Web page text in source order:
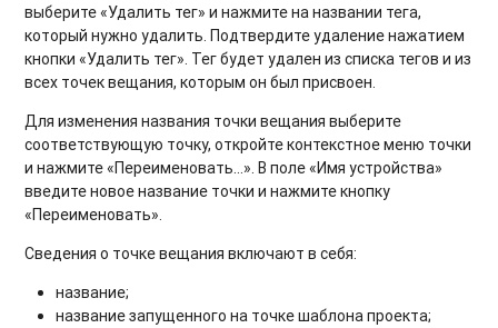
выберите «Удалить тег» и нажмите на названии тега,
который нужно удалить. Подтвердите удаление нажатием
кнопки «Удалить тег». Тег будет удален из списка тегов и из
всех точек вещания, которым он был присвоен.
Дляизменения названия точки вещания выберите
соответствующую точку, откройте контекстное меню точки
и нажмите «Переименовать…». В поле «Имя устройства»
введите новое название точки и нажмите кнопку
«Переименовать».
Сведения о точке вещания включают в себя:
название;
название запущенного на точке шаблона проекта;